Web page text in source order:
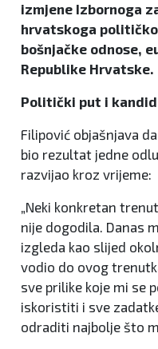
izmjene Izbornoga
hrvatskoga
bošnjačke odnose,
Republike Hrvatske.
Politički put i
Filipović objašnjava
bio rezultat jedne
razvijao kroz vrijeme:
„Neki konkretan
nije dogodila. Danas
izgleda kao slijed
vodio do ovog
sve prilike koje mi se
iskoristiti i sve
odraditi najbolje što